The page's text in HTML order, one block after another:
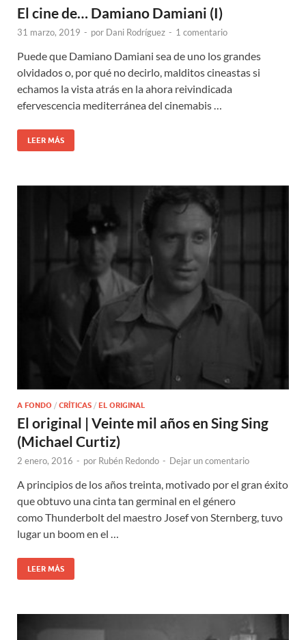
El cine de… Damiano Damiani (I)
31 marzo, 2019 - por Dani Rodríguez - 1 comentario
Puede que Damiano Damiani sea de uno los grandes
olvidados o, por qué no decirlo, malditos cineastas si
echamos la vista atrás en la ahora reivindicada
efervescencia mediterránea del cinemabis …
LEER MÁS
A FONDO / CRÍTICAS / EL ORIGINAL
El original | Veinte mil años en Sing Sing
(Michael Curtiz)
2 enero, 2016 - por Rubén Redondo - Dejar un comentario
A principios de los años treinta, motivado por el gran éxito
que obtuvo una cinta tan germinal en el género
como Thunderbolt del maestro Josef von Sternberg, tuvo
lugar un boom en el …
LEER MÁS